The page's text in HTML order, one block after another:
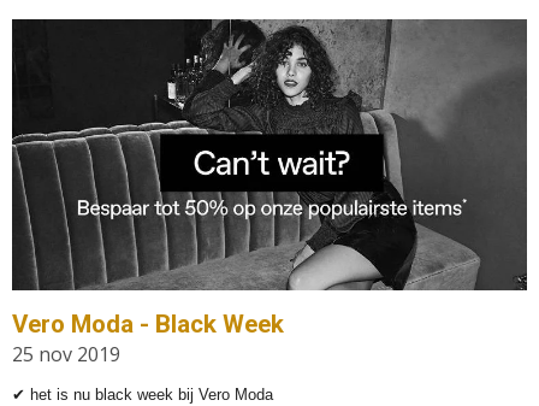
Vero Moda - Black Week
25 nov 2019
✔ het is nu black week bij Vero Moda